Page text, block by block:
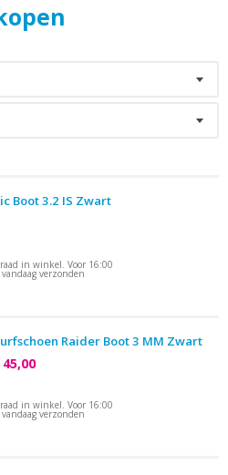
Boot 3.2 IS Zwart
in winkel. Voor 16:00
verzonden
Raider Boot 3 MM Zwart
in winkel. Voor 16:00
verzonden